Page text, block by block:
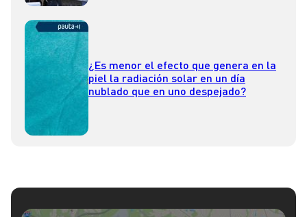
¿Es menor el efecto que genera en la
piel la radiación solar en un día
nublado que en uno despejado?